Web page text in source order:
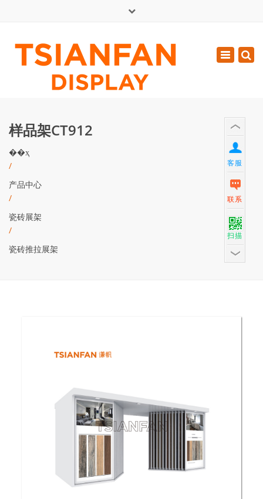
周一 - 周六: 7:00 - 17:00
0086-13365904989
Toggle
样品架CT912
��ҳ
/
产品中心
/
瓷砖展架
/
瓷砖推拉展架
客服
联系
扫描